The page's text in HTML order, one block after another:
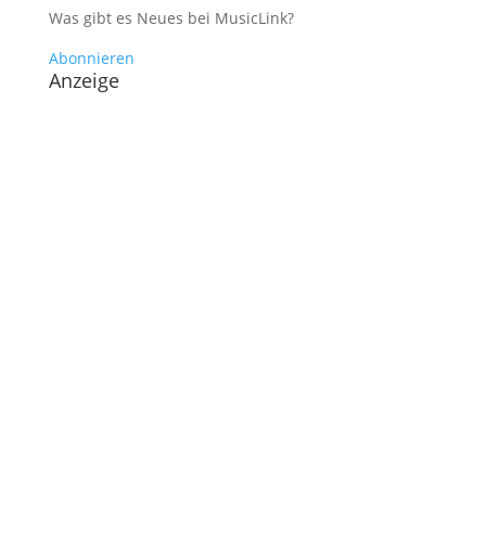
Was gibt es Neues bei MusicLink?
Abonnieren
Anzeige